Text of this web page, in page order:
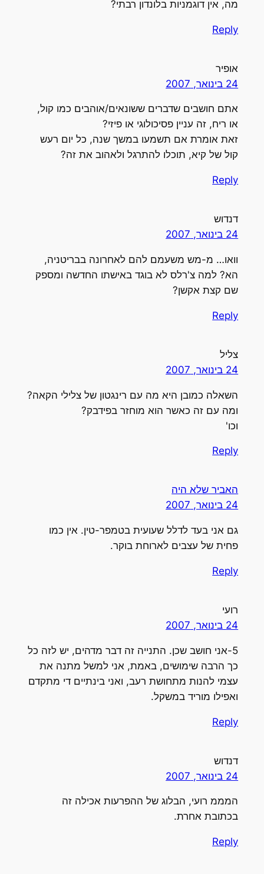
מה, אין דוגמניות בלונדון רבתי?
Reply
אופיר
24 בינואר, 2007
אתם חושבים שדברים ששונאים/אוהבים כמו קול,
או ריח, זה עניין פסיכולוגי או פיזי?
זאת אומרת אם תשמעו במשך שנה, כל יום רעש
קול של קיא, תוכלו להתרגל ולאהוב את זה?
Reply
דנדוש
24 בינואר, 2007
וואו… מ-מש משעמם להם לאחרונה בבריטניה,
הא? למה צ'רלס לא בוגד באישתו החדשה ומספק
שם קצת אקשן?
Reply
צליל
24 בינואר, 2007
השאלה כמובן היא מה עם רינגטון של צלילי הקאה?
ומה עם זה כאשר הוא מוחזר בפידבק?
וכו'
Reply
האביר שלא היה
24 בינואר, 2007
גם אני בעד לדלל שעועית בטמפר-טין. אין כמו
פחית של עצבים לארוחת בוקר.
Reply
רועי
24 בינואר, 2007
5-אני חושב שכן. התנייה זה דבר מדהים, יש לזה כל
כך הרבה שימושים, באמת, אני למשל מתנה את
עצמי להנות מתחושת רעב, ואני בינתיים די מתקדם
ואפילו מוריד במשקל.
Reply
דנדוש
24 בינואר, 2007
המממ רועי, הבלוג של ההפרעות אכילה זה
בכתובת אחרת.
Reply